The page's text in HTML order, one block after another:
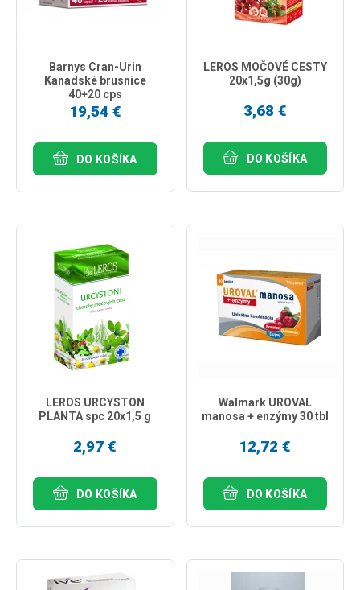
Barnys Cran-Urin
Kanadské brusnice
40+20 cps
19,54 €
DO KOŠÍKA
LEROS MOČOVÉ CESTY
20x1,5g (30g)
3,68 €
DO KOŠÍKA
LEROS URCYSTON
PLANTA spc 20x1,5 g
2,97 €
DO KOŠÍKA
Walmark UROVAL
manosa + enzýmy 30 tbl
12,72 €
DO KOŠÍKA